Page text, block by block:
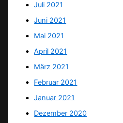
Juli 2021
Juni 2021
Mai 2021
April 2021
März 2021
Februar 2021
Januar 2021
Dezember 2020